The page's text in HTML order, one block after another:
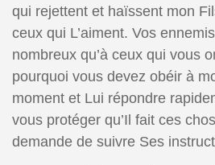
qui rejettent et haïssent mon
ceux qui L’aiment. Vos
nombreux qu’à ceux qui vous
pourquoi vous devez obéir à
moment et Lui répondre
vous protéger qu’Il fait ces
demande de suivre Ses